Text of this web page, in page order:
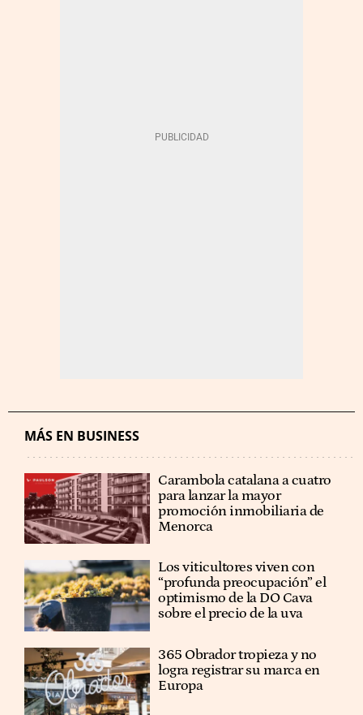
MÁS EN BUSINESS
Carambola catalana a cuatro
para lanzar la mayor
promoción inmobiliaria de
Menorca
Los viticultores viven con
“profunda preocupación” el
optimismo de la DO Cava
sobre el precio de la uva
365 Obrador tropieza y no
logra registrar su marca en
Europa